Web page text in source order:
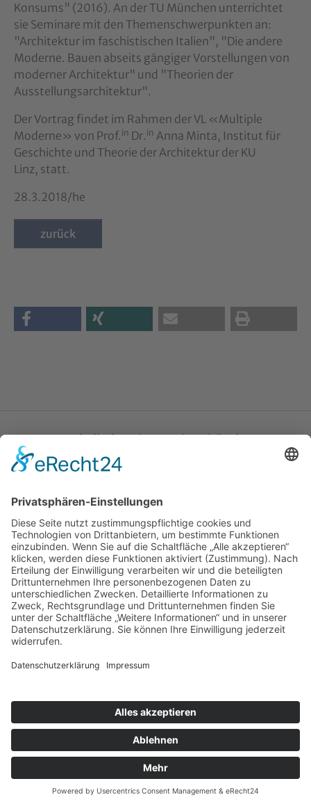
Konsums" (2016). An der TU München unterrichtet
sie Seminare mit den Themenschwerpunkten an:
"Architektur im faschistischen Italien", "Die andere
Moderne. Bauen abseits gängiger Vorstellungen von
moderner Architektur" und "Theorien der
Ausstellungsarchitektur".
Der Vortrag findet im Rahmen der VL «Multiple
Moderne» von Prof. in Dr. in Anna Minta, Institut für
Geschichte und Theorie der Architektur der KU
Linz, statt.
28.3.2018/he
zurück
Katholische Privat-Universität Linz
Bethlehemstraße 20
T:+43 732 / 784293
E:office[at]ku-linz.at
©2025 Katholische Privat-Universität Linz | Alle Rechte
vorbehalten
Impressum Datenschutz Sitemap